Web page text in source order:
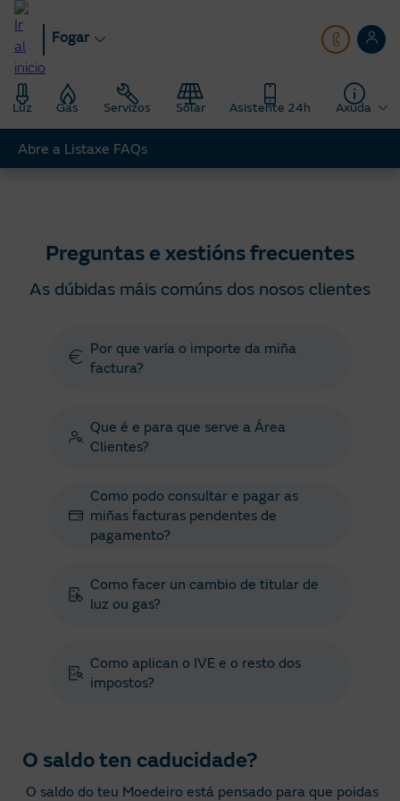
ao
contido
principal
Fogar
Luz Gas Servizos Solar Asistente 24h Axuda
Fogar Axuda Preguntas e xestións frecuentes
Preguntas e xestións frecuentes
As dúbidas máis comúns dos nosos clientes
Por que varía o importe da miña
factura?
Que é e para que serve a Área
Clientes?
Como podo consultar e pagar as
miñas facturas pendentes de
pagamento?
Como facer un cambio de titular de
luz ou gas?
Como aplican o IVE e o resto dos
impostos?
Abre a Listaxe FAQs
O saldo ten caducidade?
O saldo do teu Moedeiro está pensado para que poidas